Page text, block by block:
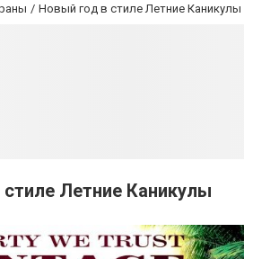
Новый год в стиле Летние Каникулы
Летние Каникулы